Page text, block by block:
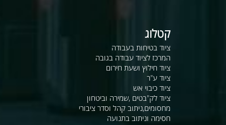
קטלוג
ציוד בטיחות בעבודה
המרכז לציוד עבודה בגובה
ציוד חילוץ ושעת חירום
ציוד ע"ר
ציוד כיבוי אש
ציוד לק"בטים ,שמירה וביטחון
מחסומים,ניתוב קהל וסדר ציבורי
חסימה וניתוב בתנועה